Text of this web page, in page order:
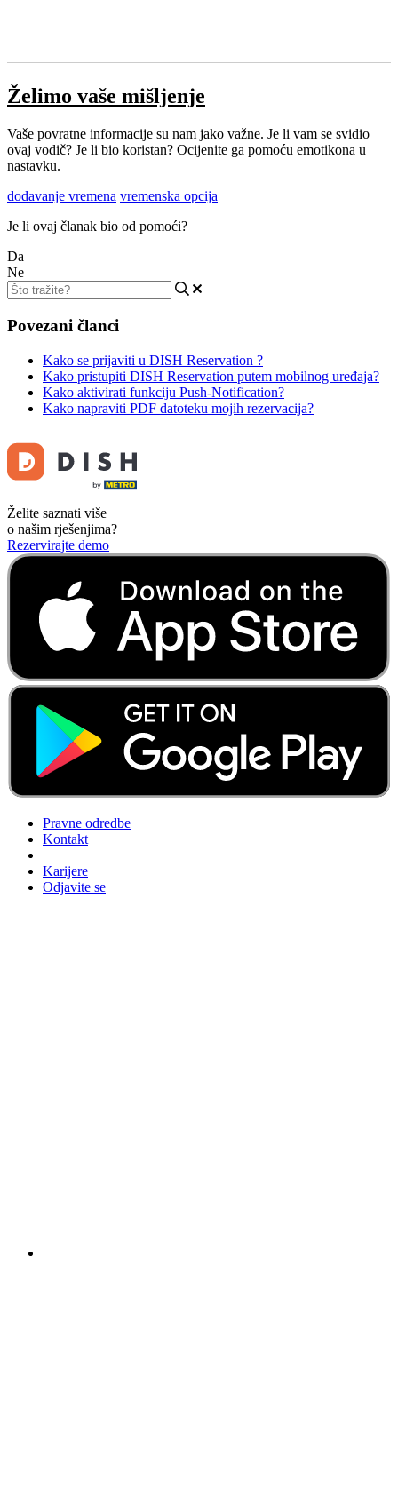
Želimo vaše mišljenje
Vaše povratne informacije su nam jako važne. Je li vam se svidio
ovaj vodič? Je li bio koristan? Ocijenite ga pomoću emotikona u
nastavku.
dodavanje vremena vremenska opcija
Je li ovaj članak bio od pomoći?
Da
Ne
Povezani članci
Kako se prijaviti u DISH Reservation ?
Kako pristupiti DISH Reservation putem mobilnog uređaja?
Kako aktivirati funkciju Push-Notification?
Kako napraviti PDF datoteku mojih rezervacija?
Želite saznati više
o našim rješenjima?
Rezervirajte demo
Pravne odredbe
Kontakt
Karijere
Odjavite se